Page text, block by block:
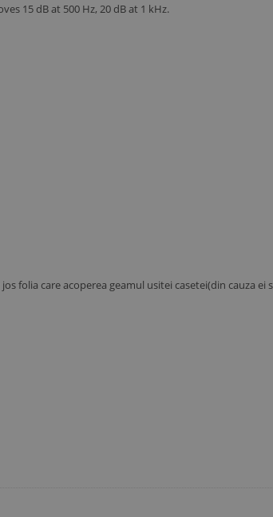
15 dB at 500 Hz, 20 dB at 1 kHz.
folia care acoperea geamul usitei casetei(din cauza ei